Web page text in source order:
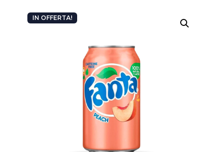
IN OFFERTA!